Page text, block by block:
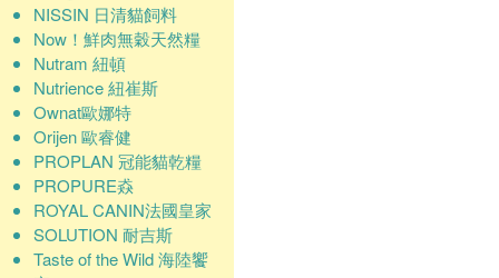
NISSIN 日清貓飼料
Now！鮮肉無穀天然糧
Nutram 紐頓
Nutrience 紐崔斯
Ownat歐娜特
Orijen 歐睿健
PROPLAN 冠能貓乾糧
PROPURE猋
ROYAL CANIN法國皇家
SOLUTION 耐吉斯
Taste of the Wild 海陸饗